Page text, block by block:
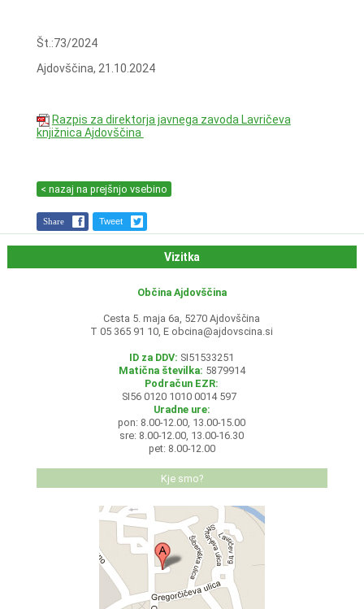
Št.:73/2024
Ajdovščina, 21.10.2024
Razpis za direktorja javnega zavoda Lavričeva
knjižnica Ajdovščina
< nazaj na prejšnjo vsebino
Share Tweet
Vizitka
Občina Ajdovščina
Cesta 5. maja 6a, 5270 Ajdovščina
T 05 365 91 10, E obcina@ajdovscina.si
ID za DDV: SI51533251
Matična številka: 5879914
Podračun EZR:
SI56 0120 1010 0014 597
Uradne ure:
pon: 8.00-12.00, 13.00-15.00
sre: 8.00-12.00, 13.00-16.30
pet: 8.00-12.00
Kje smo?